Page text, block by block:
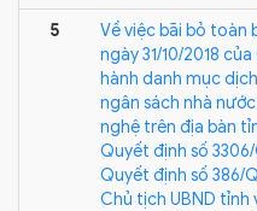
5
Về việc bãi bỏ toàn
ngày 31/10/2018
hành danh mục
ngân sách nhà
nghệ trên địa bàn
Quyết định số
Quyết định số 386/
Chủ tịch UBND tỉnh